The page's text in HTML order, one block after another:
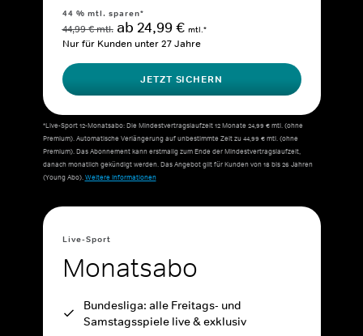
44 % mtl. sparen*
44,99 € mtl. ab 24,99 € mtl.*
Nur für Kunden unter 27 Jahre
JETZT SICHERN
*Live-Sport 12-Monatsabo: Die Mindestvertragslaufzeit 12 Monate 24,99 € mtl. (ohne
Premium). Automatische Verlängerung auf unbestimmte Zeit zu 44,99 € mtl. (ohne
Premium). Das Abonnement kann erstmalig zum Ende der Mindestvertragslaufzeit,
danach monatlich gekündigt werden. Das Angebot gilt für Kunden von 18 bis 26 Jahren
(Young Abo).Weitere Informationen
Live-Sport
Monatsabo
Bundesliga: alle Freitags- und
Samstagsspiele live & exklusiv